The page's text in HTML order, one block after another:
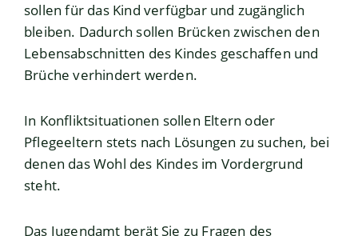
sollen für das Kind verfügbar und zugänglich
bleiben. Dadurch sollen Brücken zwischen den
Lebensabschnitten des Kindes geschaffen und
Brüche verhindert werden.
In Konfliktsituationen sollen Eltern oder
Pflegeeltern stets nach Lösungen zu suchen, bei
denen das Wohl des Kindes im Vordergrund
steht.
Das Jugendamt berät Sie zu Fragen des